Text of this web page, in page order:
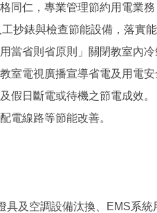
同仁，專業管理節約用電業
抄錶與檢查節能設備，落實能
當省則省原則」關閉教室內冷
室電視廣播宣導省電及用電安
假日斷電或待機之節電成效。
電線路等節能改善。
及空調設備汰換、EMS系